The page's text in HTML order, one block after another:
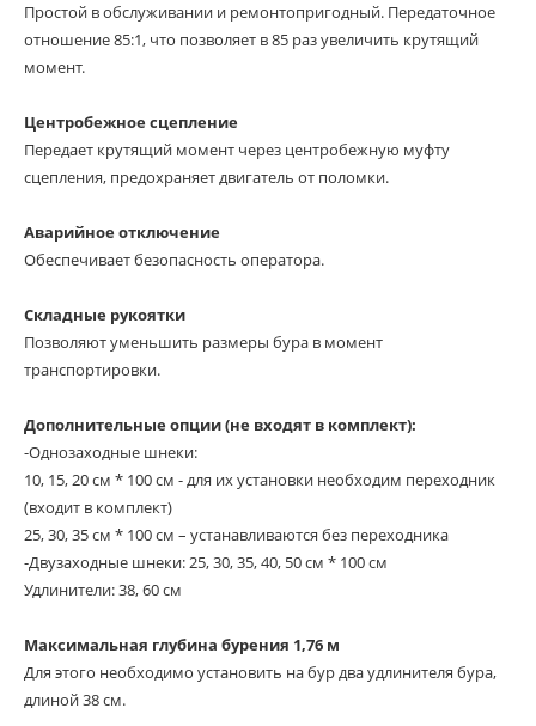
Простой в обслуживании и ремонтопригодный. Передаточное
отношение 85:1, что позволяет в 85 раз увеличить крутящий
момент.
Центробежное сцепление
Передает крутящий момент через центробежную муфту
сцепления, предохраняет двигатель от поломки.
Аварийное отключение
Обеспечивает безопасность оператора.
Складные рукоятки
Позволяют уменьшить размеры бура в момент
транспортировки.
Дополнительные опции (не входят в комплект):
-Однозаходные шнеки:
10, 15, 20 см * 100 см - для их установки необходим переходник
(входит в комплект)
25, 30, 35 см * 100 см – устанавливаются без переходника
-Двузаходные шнеки: 25, 30, 35, 40, 50 см * 100 см
Удлинители: 38, 60 см
Максимальная глубина бурения 1,76 м
Для этого необходимо установить на бур два удлинителя бура,
длиной 38 см.